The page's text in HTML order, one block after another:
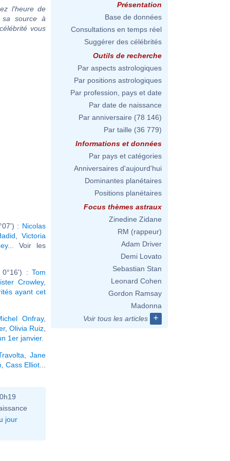
l'heure de
sa source à
vous
: Nicolas
,Victoria
... Voir les
: Tom
Crowley,
ayant cet
Onfray,
, Olivia Ruiz
1er janvier.
,Jane
Cass Elliot
jour
Présentation
Base de données
Consultations en temps réel
Suggérer des célébrités
Outils de recherche
Par aspects astrologiques
Par positions astrologiques
Par profession, pays et date
Par date de naissance
Par anniversaire (78 146)
Par taille (36 779)
Informations et données
Par pays et catégories
Anniversaires d'aujourd'hui
Dominantes planétaires
Positions planétaires
Focus thèmes astraux
Zinedine Zidane
RM (rappeur)
Adam Driver
Demi Lovato
Sebastian Stan
Leonard Cohen
Gordon Ramsay
Madonna
Voir tous les articles
+